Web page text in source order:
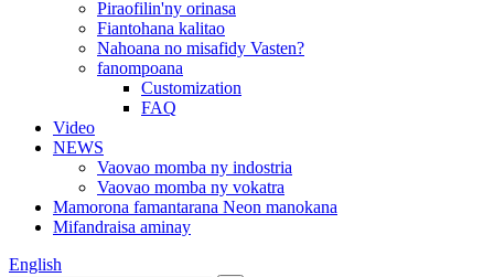
Piraofilin'ny orinasa
Fiantohana kalitao
Nahoana no misafidy Vasten?
fanompoana
Customization
FAQ
Video
NEWS
Vaovao momba ny indostria
Vaovao momba ny vokatra
Mamorona famantarana Neon manokana
Mifandraisa aminay
English